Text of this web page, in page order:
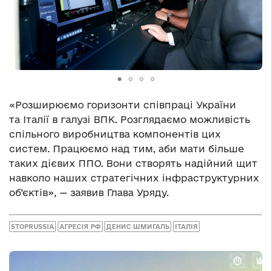
«Розширюємо горизонти співпраці України
та Італії в галузі ВПК. Розглядаємо можливість
спільного виробництва компонентів цих
систем. Працюємо над тим, аби мати більше
таких дієвих ППО. Вони створять надійний щит
навколо наших стратегічних інфраструктурних
об’єктів», — заявив Глава Уряду.
STOPRUSSIA АГРЕСІЯ РФ ДЕНИС ШМИГАЛЬ ІТАЛІЯ